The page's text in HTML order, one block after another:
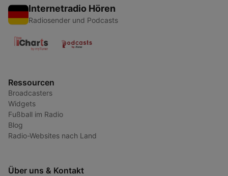
Internetradio Hören
Radiosender und Podcasts
Ressourcen
Broadcasters
Widgets
Fußball im Radio
Blog
Radio-Websites nach Land
Über uns & Kontakt